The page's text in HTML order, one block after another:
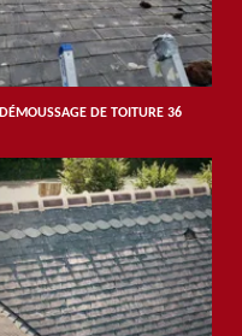
DÉMOUSSAGE DE TOITURE 36